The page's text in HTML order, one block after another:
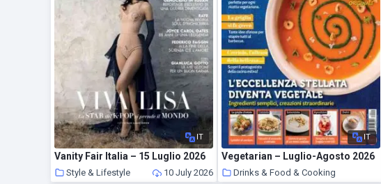
IT
Vanity Fair Italia – 15 Luglio 2026
Style & Lifestyle 10 July 2026
IT
Vegetarian – Luglio-Agosto 2026
Drinks & Food & Cooking